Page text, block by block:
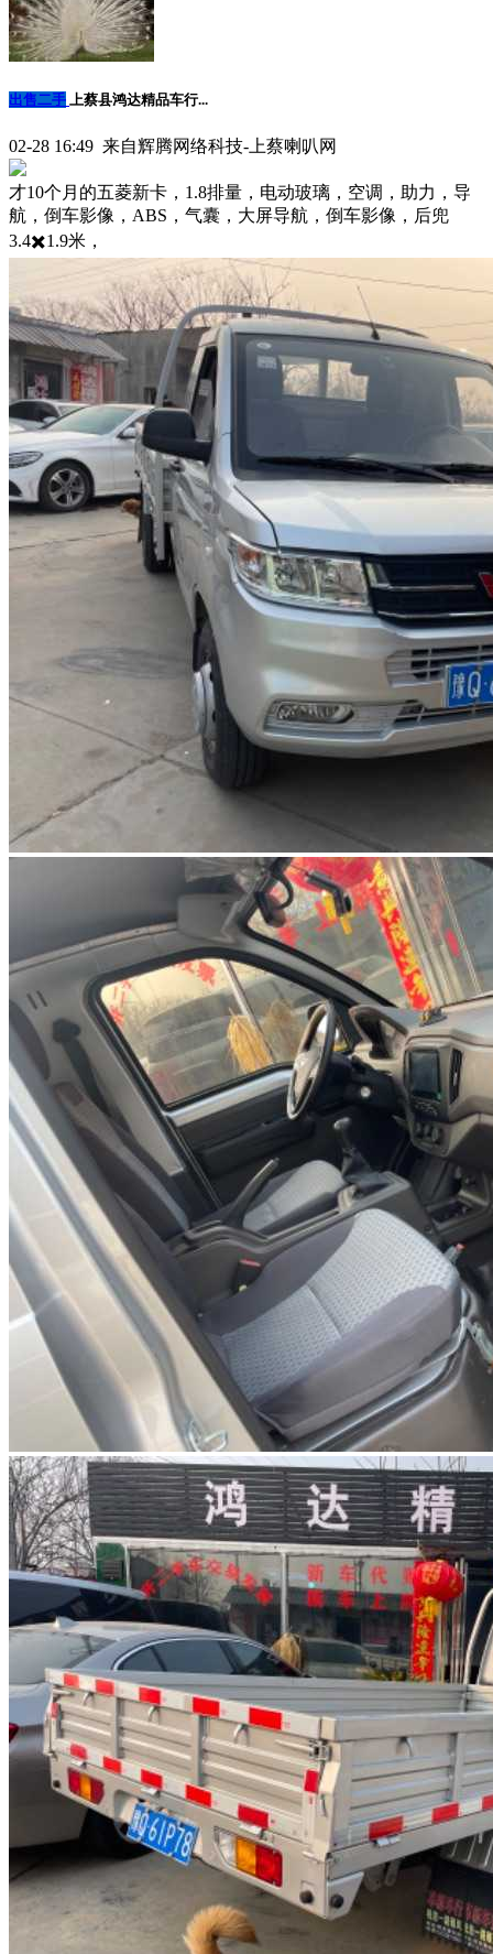
出售二手 上蔡县鸿达精品车行...
02-28 16:49 来自辉腾网络科技-上蔡喇叭网
才10个月的五菱新卡，1.8排量，电动玻璃，空调，助力，导
航，倒车影像，ABS，气囊，大屏导航，倒车影像，后兜
3.4✖️1.9米，